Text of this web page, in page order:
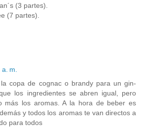
(3 partes).
(7 partes).
m.
copa de cognac o brandy para un gin-
los ingredientes se abren igual, pero
más los aromas. A la hora de beber es
y todos los aromas te van directos a
para todos